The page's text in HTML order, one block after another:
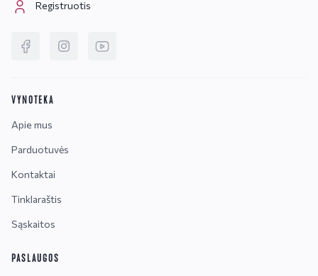
Registruotis
VYNOTEKA
Apie mus
Parduotuvės
Kontaktai
Tinklaraštis
Sąskaitos
PASLAUGOS